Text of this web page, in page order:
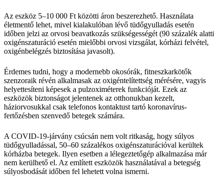
Az eszköz 5–10 000 Ft közötti áron beszerezhető. Használata
életmentő lehet, mivel kialakulóban lévő tüdőgyulladás esetén
időben jelzi az orvosi beavatkozás szükségességét (90 százalék alatti
oxigénszaturáció esetén mielőbbi orvosi vizsgálat, kórházi felvétel,
oxigénbelégzés biztosítása javasolt).
Érdemes tudni, hogy a modernebb okosórák, fitneszkarkötők
szenzoraik révén alkalmasak az oxigéntelítettség mérésére, vagyis
helyettesíteni képesek a pulzoximéterek funkcióját. Ezek az
eszközök biztonságot jelentenek az otthonukban kezelt,
háziorvosukkal csak telefonos kontaktust tartó koronavírus-
fertőzésben szenvedő betegek számára.
A COVID-19-járvány csúcsán nem volt ritkaság, hogy súlyos
tüdőgyulladással, 50–60 százalékos oxigénszaturációval kerültek
kórházba betegek. Ilyen esetben a lélegeztetőgép alkalmazása már
nem kerülhető el. Az említett eszközök használatával a betegség
súlyosbodását időben fel lehetett volna ismerni.